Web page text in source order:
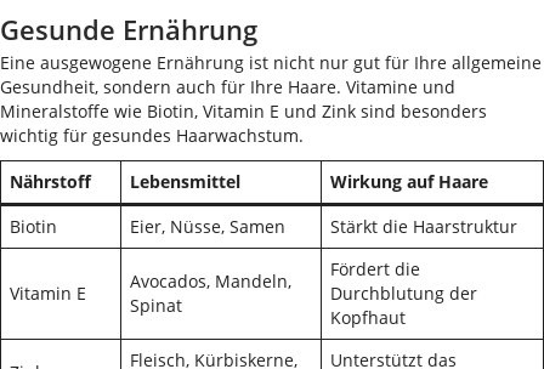
Gesunde Ernährung
Eine ausgewogene Ernährung ist nicht nur gut für Ihre allgemeine
Gesundheit, sondern auch für Ihre Haare. Vitamine und
Mineralstoffe wie Biotin, Vitamin E und Zink sind besonders
wichtig für gesundes Haarwachstum.
Nährstoff
Lebensmittel
Wirkung auf Haare
Biotin
Eier, Nüsse, Samen Stärkt die Haarstruktur
Vitamin E
Avocados, Mandeln,
Spinat
Fördert die
Durchblutung der
Kopfhaut
Fleisch, Kürbiskerne, Unterstützt das